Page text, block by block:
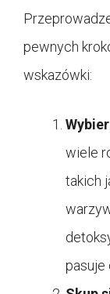
pewnych
wskazówki:
wiele
takich
pasuje